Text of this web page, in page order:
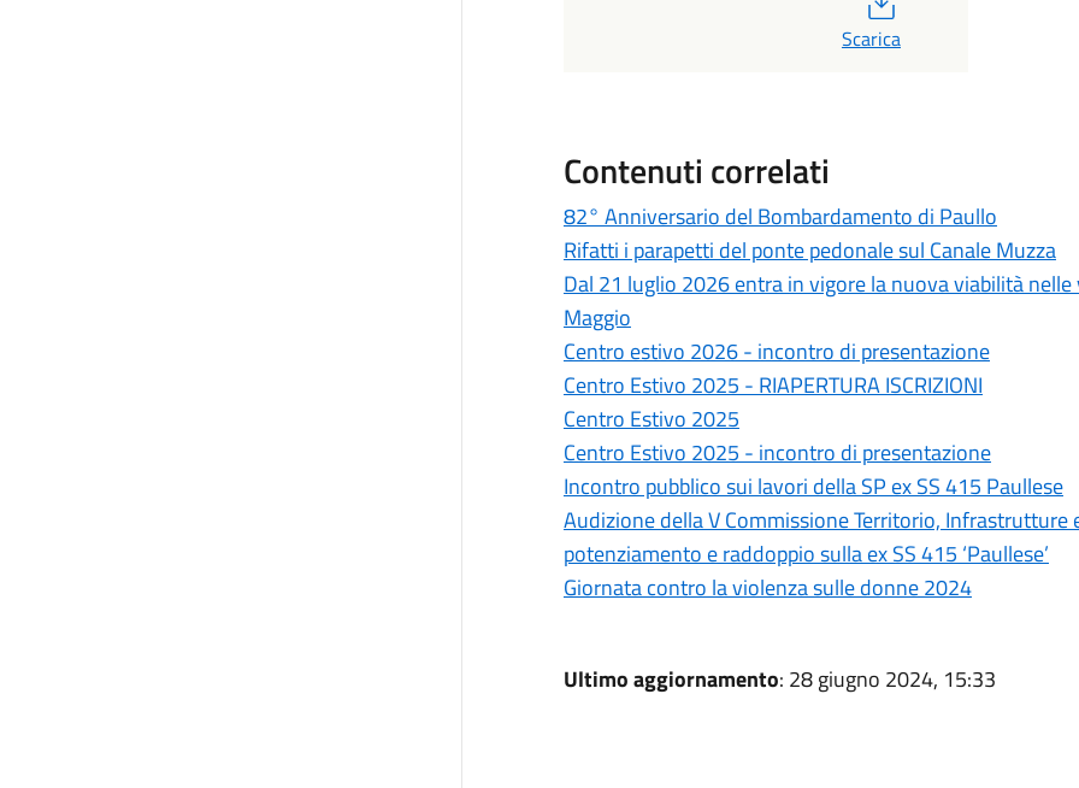
Scarica
Contenuti correlati
82° Anniversario del Bombardamento di Paullo
Rifatti i parapetti del ponte pedonale sul Canale Muzza
Dal 21 luglio 2026 entra in vigore la nuova viabilità
Maggio
Centro estivo 2026 - incontro di presentazione
Centro Estivo 2025 - RIAPERTURA ISCRIZIONI
Centro Estivo 2025
Centro Estivo 2025 - incontro di presentazione
Incontro pubblico sui lavori della SP ex SS 415 Paullese
Audizione della V Commissione Territorio,
potenziamento e raddoppio sulla ex SS 415 ‘Paullese’
Giornata contro la violenza sulle donne 2024
Ultimo aggiornamento: 28 giugno 2024, 15:33